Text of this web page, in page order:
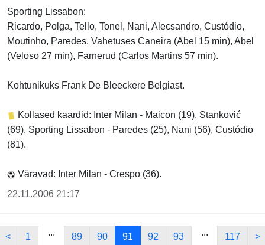
Sporting Lissabon:
Ricardo, Polga, Tello, Tonel, Nani, Alecsandro, Custódio,
Moutinho, Paredes. Vahetuses Caneira (Abel 15 min), Abel
(Veloso 27 min), Farnerud (Carlos Martins 57 min).
Kohtunikuks Frank De Bleeckere Belgiast.
Kollased kaardid: Inter Milan - Maicon (19), Stanković
(69). Sporting Lissabon - Paredes (25), Nani (56), Custódio
(81).
Väravad: Inter Milan - Crespo (36).
22.11.2006 21:17
< 1 ... 89 90 91 92 93 ... 117 >